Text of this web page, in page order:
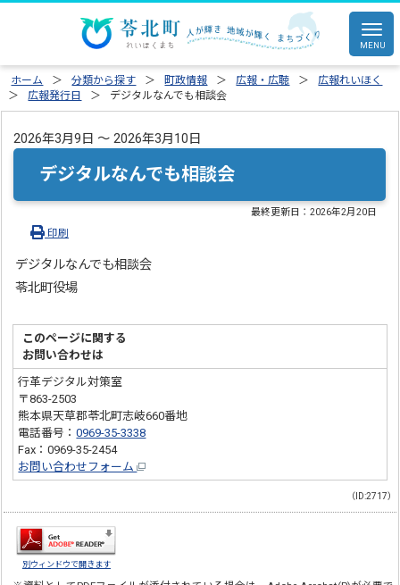
ホーム 分類から探す 町政情報 広報・広聴
広報れいほく
広報発行日
デジタルなんでも相談会
2026年3月9日 ～ 2026年3月10日
デジタルなんでも相談会
最終更新日：2026年2月20日
印刷
デジタルなんでも相談会
苓北町役場
このページに関する
お問い合わせは
行革デジタル対策室
〒863-2503
熊本県天草郡苓北町志岐660番地
電話番号：0969-35-3338
Fax：0969-35-2454
お問い合わせフォーム
（ID:2717）
別ウィンドウで開きます